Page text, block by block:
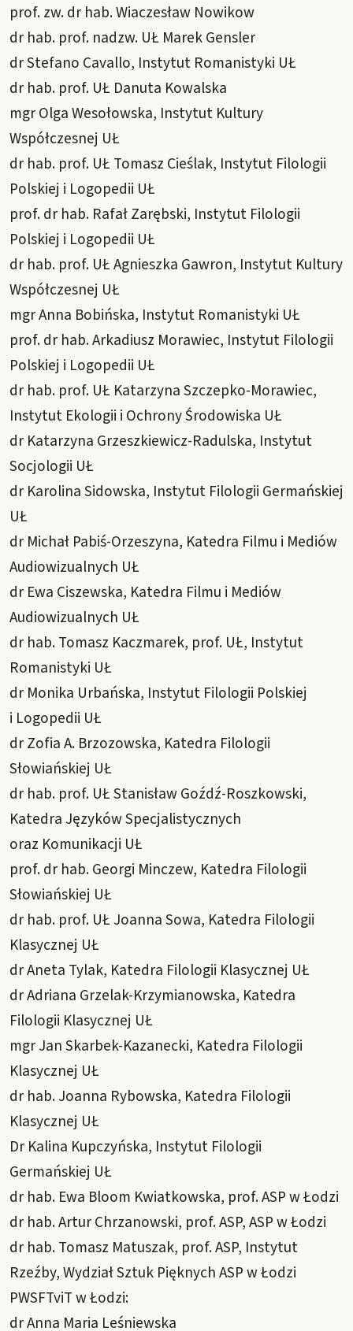
prof. zw. dr hab. Wiaczesław Nowikow
dr hab. prof. nadzw. UŁ Marek Gensler
dr Stefano Cavallo, Instytut Romanistyki UŁ
dr hab. prof. UŁ Danuta Kowalska
mgr Olga Wesołowska, Instytut Kultury
Współczesnej UŁ
dr hab. prof. UŁ Tomasz Cieślak, Instytut Filologii
Polskiej i Logopedii UŁ
prof. dr hab. Rafał Zarębski, Instytut Filologii
Polskiej i Logopedii UŁ
dr hab. prof. UŁ Agnieszka Gawron, Instytut Kultury
Współczesnej UŁ
mgr Anna Bobińska, Instytut Romanistyki UŁ
prof. dr hab. Arkadiusz Morawiec, Instytut Filologii
Polskiej i Logopedii UŁ
dr hab. prof. UŁ Katarzyna Szczepko-Morawiec,
Instytut Ekologii i Ochrony Środowiska UŁ
dr Katarzyna Grzeszkiewicz-Radulska, Instytut
Socjologii UŁ
dr Karolina Sidowska, Instytut Filologii Germańskiej
UŁ
dr Michał Pabiś-Orzeszyna, Katedra Filmu i Mediów
Audiowizualnych UŁ
dr Ewa Ciszewska, Katedra Filmu i Mediów
Audiowizualnych UŁ
dr hab. Tomasz Kaczmarek, prof. UŁ, Instytut
Romanistyki UŁ
dr Monika Urbańska, Instytut Filologii Polskiej
i Logopedii UŁ
dr Zofia A. Brzozowska, Katedra Filologii
Słowiańskiej UŁ
dr hab. prof. UŁ Stanisław Goźdź-Roszkowski,
Katedra Języków Specjalistycznych
oraz Komunikacji UŁ
prof. dr hab. Georgi Minczew, Katedra Filologii
Słowiańskiej UŁ
dr hab. prof. UŁ Joanna Sowa, Katedra Filologii
Klasycznej UŁ
dr Aneta Tylak, Katedra Filologii Klasycznej UŁ
dr Adriana Grzelak-Krzymianowska, Katedra
Filologii Klasycznej UŁ
mgr Jan Skarbek-Kazanecki, Katedra Filologii
Klasycznej UŁ
dr hab. Joanna Rybowska, Katedra Filologii
Klasycznej UŁ
Dr Kalina Kupczyńska, Instytut Filologii
Germańskiej UŁ
dr hab. Ewa Bloom Kwiatkowska, prof. ASP w Łodzi
dr hab. Artur Chrzanowski, prof. ASP, ASP w Łodzi
dr hab. Tomasz Matuszak, prof. ASP, Instytut
Rzeźby, Wydział Sztuk Pięknych ASP w Łodzi
PWSFTviT w Łodzi:
dr Anna Maria Leśniewska